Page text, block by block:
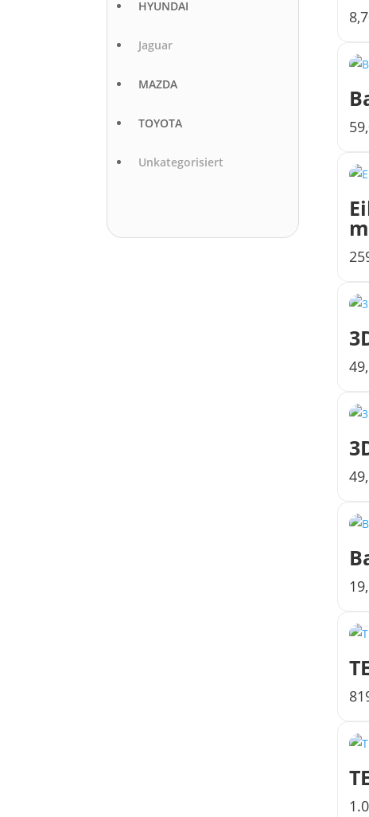
HYUNDAI
Jaguar
MAZDA
TOYOTA
Unkategorisiert